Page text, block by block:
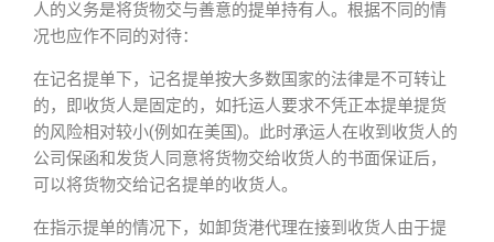
人的义务是将货物交与善意的提单持有人。根据不同的情
况也应作不同的对待：
在记名提单下，记名提单按大多数国家的法律是不可转让
的，即收货人是固定的，如托运人要求不凭正本提单提货
的风险相对较小(例如在美国)。此时承运人在收到收货人的
公司保函和发货人同意将货物交给收货人的书面保证后，
可以将货物交给记名提单的收货人。
在指示提单的情况下，如卸货港代理在接到收货人由于提